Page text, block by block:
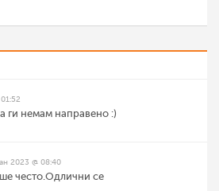
Па добрe дојдовте во мојата
ги немам направено :)
2023 @ 08:40
често.Одлични се